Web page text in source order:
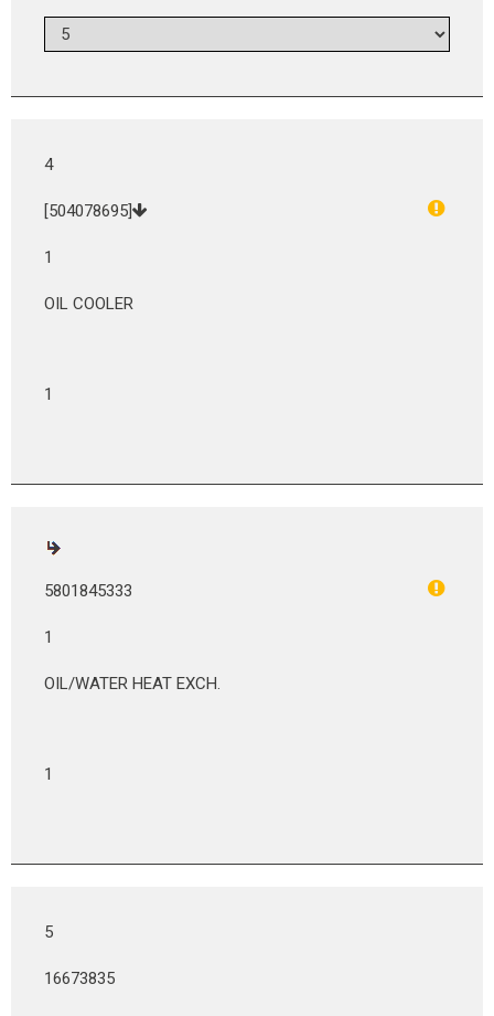
4
[504078695]
1
OIL COOLER
1
5801845333
1
OIL/WATER HEAT EXCH.
1
5
16673835